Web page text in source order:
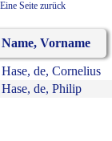
Eine Seite zurück
Name, Vorname
Hase, de, Cornelius
Hase, de, Philip